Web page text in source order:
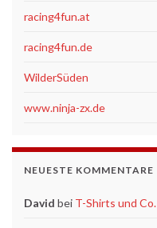
racing4fun.at
racing4fun.de
WilderSüden
www.ninja-zx.de
NEUESTE KOMMENTARE
David bei T-Shirts und Co.